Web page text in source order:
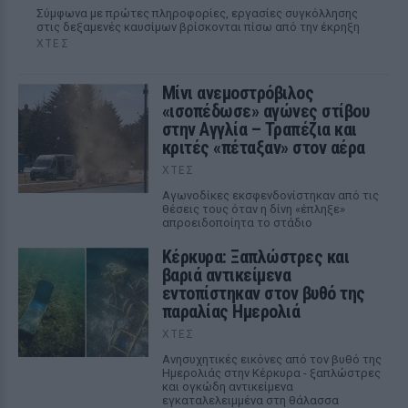
Σύμφωνα με πρώτες πληροφορίες, εργασίες συγκόλλησης
στις δεξαμενές καυσίμων βρίσκονται πίσω από την έκρηξη
ΧΤΕΣ
Μίνι ανεμοστρόβιλος
«ισοπέδωσε» αγώνες στίβου
στην Αγγλία – Τραπέζια και
κριτές «πέταξαν» στον αέρα
ΧΤΕΣ
Αγωνοδίκες εκσφενδονίστηκαν από τις
θέσεις τους όταν η δίνη «έπληξε»
απροειδοποίητα το στάδιο
Κέρκυρα: Ξαπλώστρες και
βαριά αντικείμενα
εντοπίστηκαν στον βυθό της
παραλίας Ημερολιά
ΧΤΕΣ
Ανησυχητικές εικόνες από τον βυθό της
Ημερολιάς στην Κέρκυρα - ξαπλώστρες
και ογκώδη αντικείμενα
εγκαταλελειμμένα στη θάλασσα